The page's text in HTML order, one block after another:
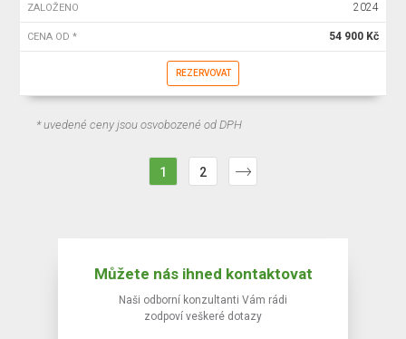
ZALOŽENO 2024
CENA OD * 54 900 Kč
REZERVOVAT
* uvedené ceny jsou osvobozené od DPH
1 2
Můžete nás ihned kontaktovat
Naši odborní konzultanti Vám rádi
zodpoví veškeré dotazy